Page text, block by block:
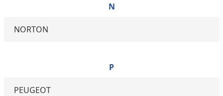
N
NORTON
P
PEUGEOT